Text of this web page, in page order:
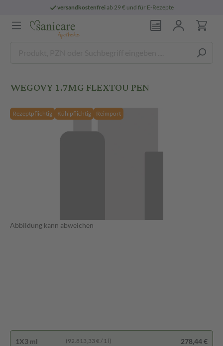
versandkostenfreiab 29 € und für E-Rezepte
WEGOVY 1.7MG FLEXTOU PEN
Rezeptpflichtig Kühlpflichtig Reimport
Abbildung kann abweichen
1X3 ml (92.813,33 € / 1 l) 278,44 €